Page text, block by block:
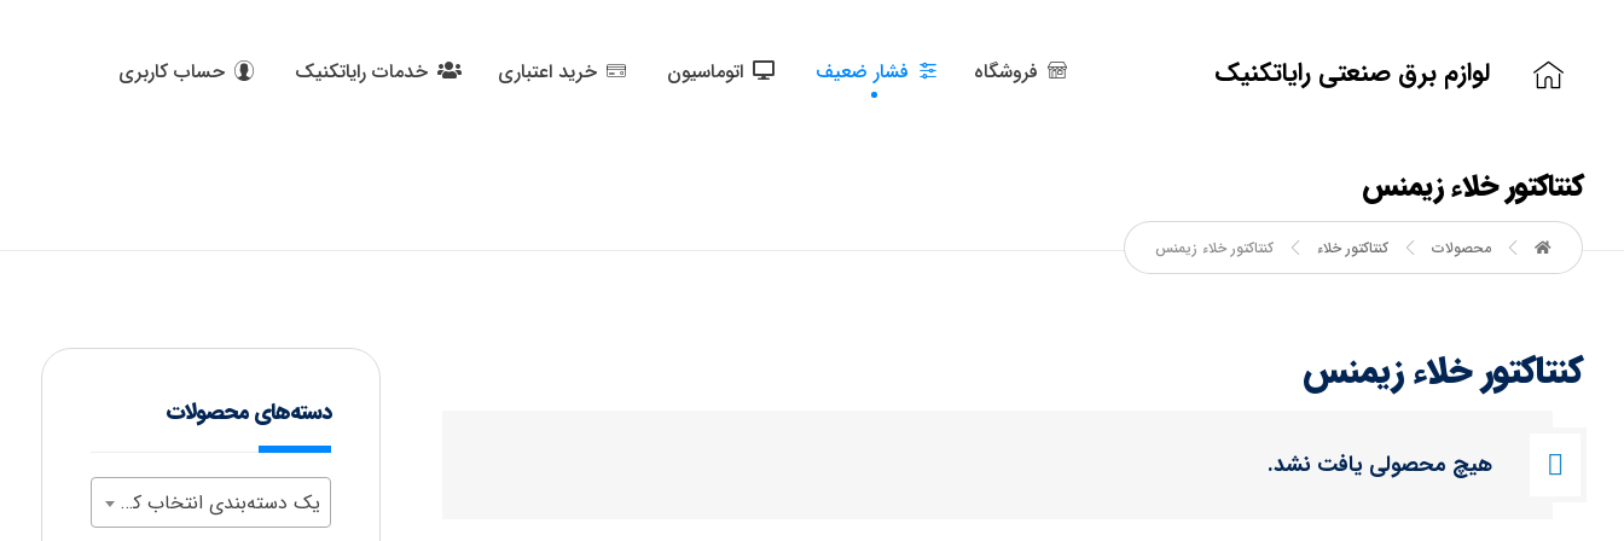
لوازم برق صنعتی رایاتکنیک فروشگاه فشار ضعیف اتوماسیون خرید اعتباری خدمات رایاتکنیک حساب کاربری
کنتاکتور خلاء زیمنس
محصولات کنتاکتور خلاء کنتاکتور خلاء زیمنس
کنتاکتور خلاء زیمنس
هیچ محصولی یافت نشد.
دسته‌های محصولات
یک دسته‌بندی انتخاب کنید